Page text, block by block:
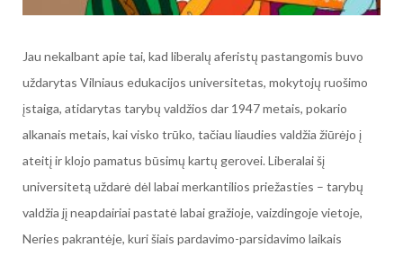
Jau nekalbant apie tai, kad liberalų aferistų pastangomis buvo
uždarytas Vilniaus edukacijos universitetas, mokytojų ruošimo
įstaiga, atidarytas tarybų valdžios dar 1947 metais, pokario
alkanais metais, kai visko trūko, tačiau liaudies valdžia žiūrėjo į
ateitį ir klojo pamatus būsimų kartų gerovei. Liberalai šį
universitetą uždarė dėl labai merkantilios priežasties – tarybų
valdžia jį neapdairiai pastatė labai gražioje, vaizdingoje vietoje,
Neries pakrantėje, kuri šiais pardavimo-parsidavimo laikais